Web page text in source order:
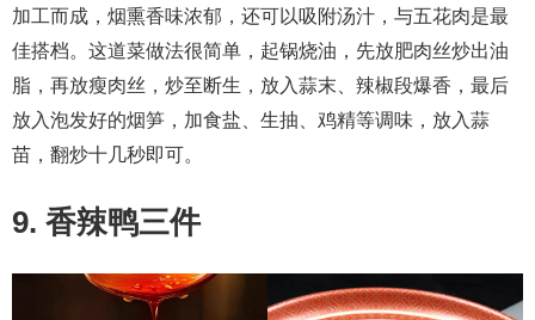
加工而成，烟熏香味浓郁，还可以吸附汤汁，与五花肉是最
佳搭档。这道菜做法很简单，起锅烧油，先放肥肉丝炒出油
脂，再放瘦肉丝，炒至断生，放入蒜末、辣椒段爆香，最后
放入泡发好的烟笋，加食盐、生抽、鸡精等调味，放入蒜
苗，翻炒十几秒即可。
9. 香辣鸭三件